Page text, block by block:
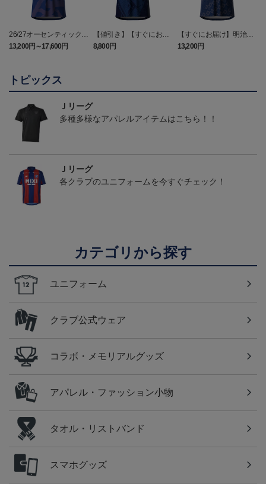
26/27オーセンティックユ
ニフォーム（FP1st）
13,200円～17,600円
【値引き】【すぐにお届
け】2025オーセンティッ
クユニフォーム FP1st
8,800円
【すぐにお届け】明治安
田J2・J3百年構想リーグ
オーセンティックユニフ
13,200円
トピックス
Ｊリーグ
多種多様なアパレルアイテムはこちら！！
Ｊリーグ
各クラブのユニフォームを今すぐチェック！
カテゴリから探す
ユニフォーム
クラブ公式ウェア
コラボ・メモリアルグッズ
アパレル・ファッション小物
タオル・リストバンド
スマホグッズ